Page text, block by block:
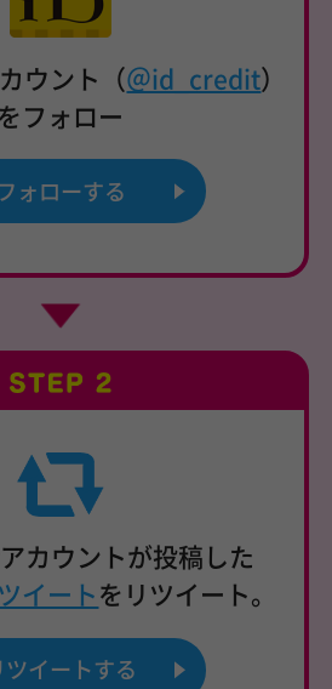
ウント（＠id_credit）
をフォロー
ォローする
カウントが投稿した
イートをリツイート。
ツイートする